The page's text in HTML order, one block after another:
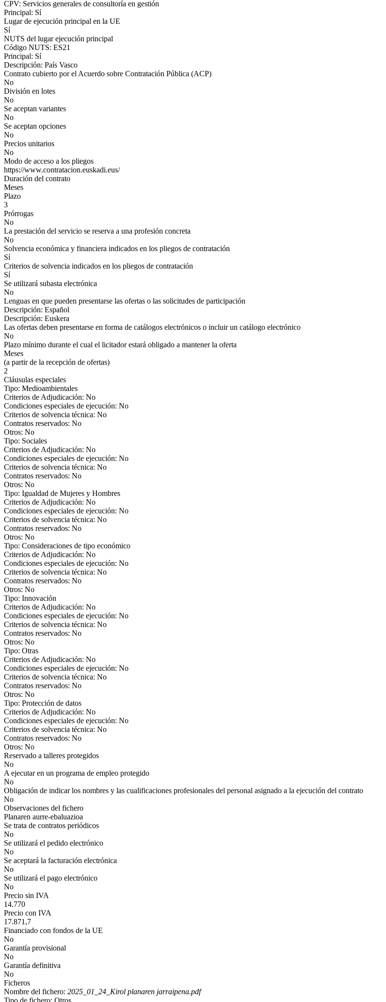
CPV: Servicios generales de consultoría en gestión
Principal: Sí
Lugar de ejecución principal en la UE
Sí
NUTS del lugar ejecución principal
Código NUTS: ES21
Principal: Sí
Descripción: País Vasco
Contrato cubierto por el Acuerdo sobre Contratación Pública (ACP)
No
División en lotes
No
Se aceptan variantes
No
Se aceptan opciones
No
Precios unitarios
No
Modo de acceso a los pliegos
https://www.contratacion.euskadi.eus/
Duración del contrato
Meses
Plazo
3
Prórrogas
No
La prestación del servicio se reserva a una profesión concreta
No
Solvencia económica y financiera indicados en los pliegos de contratación
Sí
Criterios de solvencia indicados en los pliegos de contratación
Sí
Se utilizará subasta electrónica
No
Lenguas en que pueden presentarse las ofertas o las solicitudes de participación
Descripción: Español
Descripción: Euskera
Las ofertas deben presentarse en forma de catálogos electrónicos o incluir un catálogo electrónico
No
Plazo mínimo durante el cual el licitador estará obligado a mantener la oferta
Meses
(a partir de la recepción de ofertas)
2
Cláusulas especiales
Tipo: Medioambientales
Criterios de Adjudicación: No
Condiciones especiales de ejecución: No
Criterios de solvencia técnica: No
Contratos reservados: No
Otros: No
Tipo: Sociales
Criterios de Adjudicación: No
Condiciones especiales de ejecución: No
Criterios de solvencia técnica: No
Contratos reservados: No
Otros: No
Tipo: Igualdad de Mujeres y Hombres
Criterios de Adjudicación: No
Condiciones especiales de ejecución: No
Criterios de solvencia técnica: No
Contratos reservados: No
Otros: No
Tipo: Consideraciones de tipo económico
Criterios de Adjudicación: No
Condiciones especiales de ejecución: No
Criterios de solvencia técnica: No
Contratos reservados: No
Otros: No
Tipo: Innovación
Criterios de Adjudicación: No
Condiciones especiales de ejecución: No
Criterios de solvencia técnica: No
Contratos reservados: No
Otros: No
Tipo: Otras
Criterios de Adjudicación: No
Condiciones especiales de ejecución: No
Criterios de solvencia técnica: No
Contratos reservados: No
Otros: No
Tipo: Protección de datos
Criterios de Adjudicación: No
Condiciones especiales de ejecución: No
Criterios de solvencia técnica: No
Contratos reservados: No
Otros: No
Reservado a talleres protegidos
No
A ejecutar en un programa de empleo protegido
No
Obligación de indicar los nombres y las cualificaciones profesionales del personal asignado a la ejecución del contrato
No
Observaciones del fichero
Planaren aurre-ebaluazioa
Se trata de contratos periódicos
No
Se utilizará el pedido electrónico
No
Se aceptará la facturación electrónica
No
Se utilizará el pago electrónico
No
Precio sin IVA
14.770
Precio con IVA
17.871,7
Financiado con fondos de la UE
No
Garantía provisional
No
Garantía definitiva
No
Ficheros
Nombre del fichero: 2025_01_24_Kirol planaren jarraipena.pdf
Tipo de fichero: Otros